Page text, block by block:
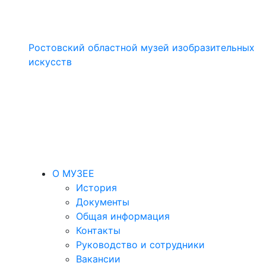
Ростовский областной музей изобразительных
искусств
О МУЗЕЕ
История
Документы
Общая информация
Контакты
Руководство и сотрудники
Вакансии